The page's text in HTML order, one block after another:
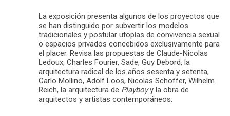
La exposición presenta algunos de los proyectos que
se han distinguido por subvertir los modelos
tradicionales y postular utopías de convivencia sexual
o espacios privados concebidos exclusivamente para
el placer. Revisa las propuestas de Claude-Nicolas
Ledoux, Charles Fourier, Sade, Guy Debord, la
arquitectura radical de los años sesenta y setenta,
Carlo Mollino, Adolf Loos, Nicolas Schöffer, Wilhelm
Reich, la arquitectura de Playboyy la obra de
arquitectos y artistas contemporáneos.